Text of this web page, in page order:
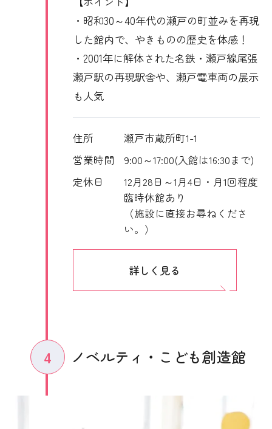
・昭和30～40年代の瀬戸の町並みを再現
した館内で、やきものの歴史を体感！
・2001年に解体された名鉄・瀬戸線尾張
瀬戸駅の再現駅舎や、瀬戸電車両の展示
も人気
住所
瀬戸市蔵所町1-1
営業時間
9:00～17:00(入館は16:30まで)
定休日
12月28日～1月4日・月1回程度
臨時休館あり
（施設に直接お尋ねくださ
い。）
詳しく見る
4 ノベルティ・こども創造館